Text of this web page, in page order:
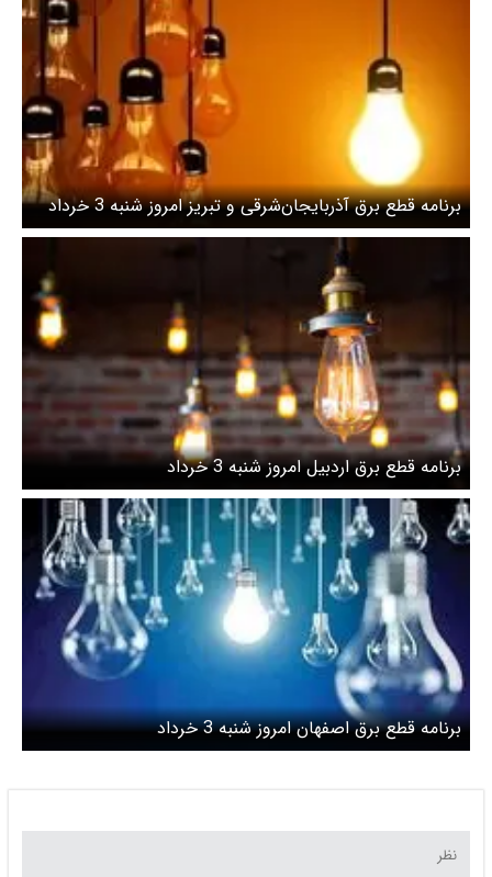
برنامه قطع برق آذربایجان‌شرقی و تبریز امروز شنبه 3 خرداد
برنامه قطع برق اردبیل امروز شنبه 3 خرداد
برنامه قطع برق اصفهان امروز شنبه 3 خرداد